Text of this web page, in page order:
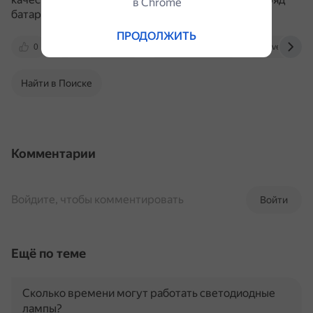
батареи.
0
Найти в Поиске
Комментарии
Войти
Войдите, чтобы комментировать
Ещё по теме
Сколько времени могут работать светодиодные
лампы?
ПРОДОЛЖИТЬ